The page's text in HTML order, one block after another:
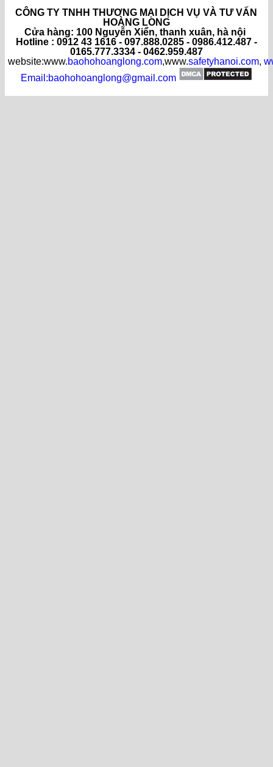
CÔNG TY TNHH THƯƠNG MẠI DỊCH VỤ VÀ TƯ VẤN
HOÀNG LONG
Cửa hàng: 100 Nguyễn Xiển, thanh xuân, hà nội
Hotline : 0912 43 1616 - 097.888.0285 - 0986.412.487 -
0165.777.3334 - 0462.959.487
website:www.baohohoanglong.com,www.safetyhanoi.com,
Email:baohohoanglong@gmail.com